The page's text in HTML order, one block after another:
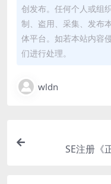
创发布。任何个人或组
制、盗用、采集、发布
体平台。如若本站内容
们进行处理。
wldn
SE注册《